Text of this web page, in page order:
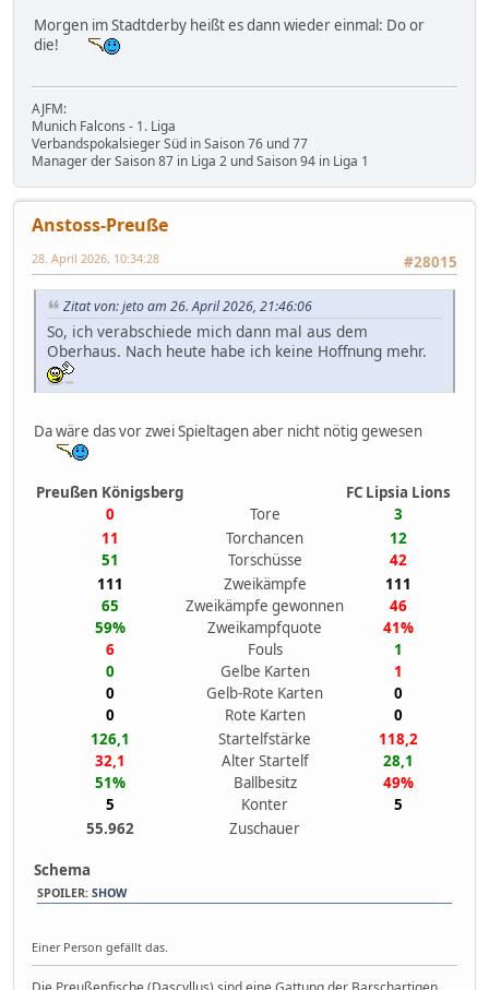
Morgen im Stadtderby heißt es dann wieder einmal: Do or
die!
AJFM:
Munich Falcons - 1. Liga
Verbandspokalsieger Süd in Saison 76 und 77
Manager der Saison 87 in Liga 2 und Saison 94 in Liga 1
Anstoss-Preuße
#28015
28. April 2026, 10:34:28
Zitat von: jeto am 26. April 2026, 21:46:06
So, ich verabschiede mich dann mal aus dem
Oberhaus. Nach heute habe ich keine Hoffnung mehr.
Da wäre das vor zwei Spieltagen aber nicht nötig gewesen
Preußen Königsberg
FC Lipsia Lions
0
Tore
3
11
Torchancen
12
51
Torschüsse
42
111
Zweikämpfe
111
65
Zweikämpfe gewonnen
46
59%
Zweikampfquote
41%
6
Fouls
1
0
Gelbe Karten
1
0
Gelb-Rote Karten
0
0
Rote Karten
0
126,1
Startelfstärke
118,2
32,1
Alter Startelf
28,1
51%
Ballbesitz
49%
5
Konter
5
55.962
Zuschauer
Schema
SPOILER: SHOW
Einer Person gefällt das.